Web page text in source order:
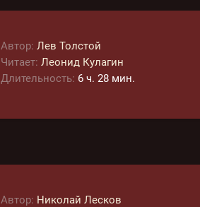
Автор: Лев Толстой
Читает: Леонид Кулагин
Длительность: 6 ч. 28 мин.
Автор: Николай Лесков